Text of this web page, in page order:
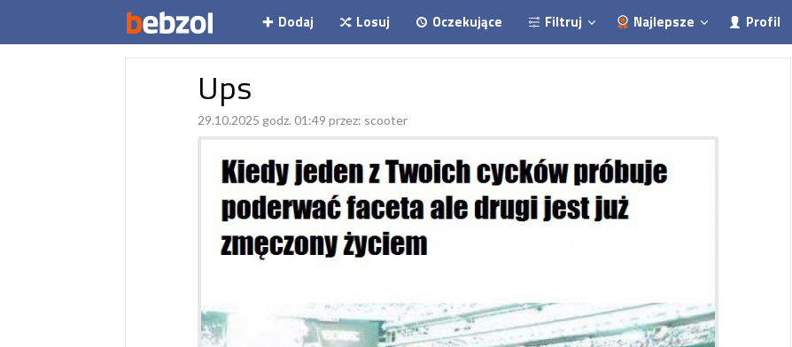
Dodaj Losuj Oczekujące Filtruj Najlepsze Profil
Ups
29.10.2025 godz. 01:49 przez: scooter